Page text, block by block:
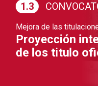
1.3
Mejora de las
Proyección
de los titulo